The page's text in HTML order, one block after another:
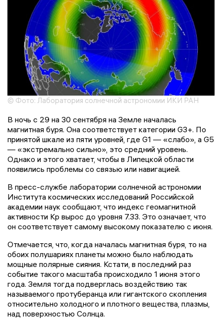
© Фото: Лаборатория солнечной астрономии ИКИ РАН
В ночь с 29 на 30 сентября на Земле началась
магнитная буря. Она соответствует категории G3+. По
принятой шкале из пяти уровней, где G1 — «слабо», а G5
— «экстремально сильно», это средний уровень.
Однако и этого хватает, чтобы в Липецкой области
появились проблемы со связью или навигацией.
В пресс-службе лаборатории солнечной астрономии
Института космических исследований Российской
академии наук сообщают, что индекс геомагнитной
активности Kp вырос до уровня 7.33. Это означает, что
он соответствует самому высокому показателю с июня.
Отмечается, что, когда началась магнитная буря, то на
обоих полушариях планеты можно было наблюдать
мощные полярные сияния. Кстати, в последний раз
событие такого масштаба происходило 1 июня этого
года. Земля тогда подверглась воздействию так
называемого протуберанца или гигантского скопления
относительно холодного и плотного вещества, плазмы,
над поверхностью Солнца.